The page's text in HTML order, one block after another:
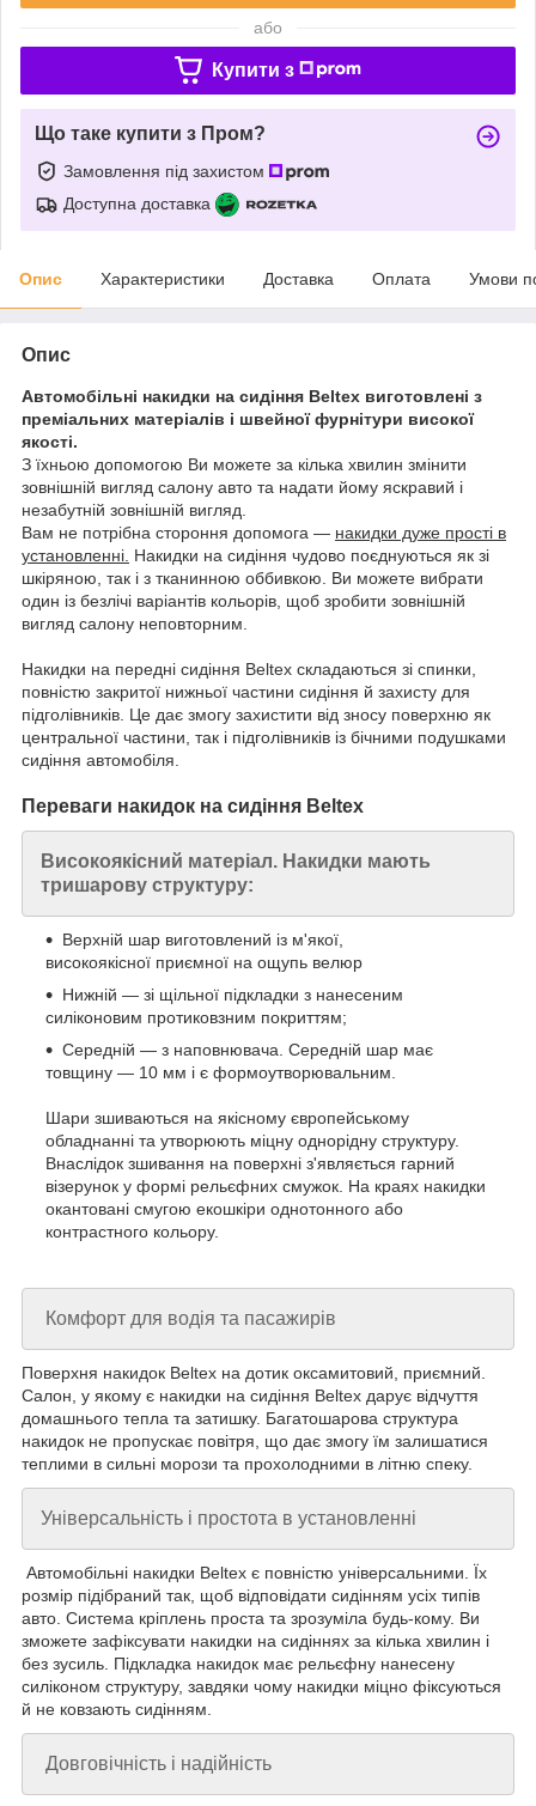
або
Купити з
Що таке купити з Пром?
Замовлення під захистом
Доступна доставка
Опис Характеристики Доставка Оплата Умови
Опис
Автомобільні накидки на сидіння Beltex виготовлені з
преміальних матеріалів і швейної фурнітури високої
якості.
З їхньою допомогою Ви можете за кілька хвилин змінити
зовнішній вигляд салону авто та надати йому яскравий і
незабутній зовнішній вигляд.
Вам не потрібна стороння допомога — накидки дуже прості в
установленні. Накидки на сидіння чудово поєднуються як зі
шкіряною, так і з тканинною оббивкою. Ви можете вибрати
один із безлічі варіантів кольорів, щоб зробити зовнішній
вигляд салону неповторним.
Накидки на передні сидіння Beltex складаються зі спинки,
повністю закритої нижньої частини сидіння й захисту для
підголівників. Це дає змогу захистити від зносу поверхню як
центральної частини, так і підголівників із бічними подушками
сидіння автомобіля.
Переваги накидок на сидіння Beltex
Високоякісний матеріал. Накидки мають
тришарову структуру:
Верхній шар виготовлений із м'якої,
високоякісної приємної на ощупь велюр
Нижній — зі щільної підкладки з нанесеним
силіконовим протиковзним покриттям;
Середній — з наповнювача. Середній шар має
товщину — 10 мм і є формоутворювальним.
Шари зшиваються на якісному європейському
обладнанні та утворюють міцну однорідну структуру.
Внаслідок зшивання на поверхні з'являється гарний
візерунок у формі рельєфних смужок. На краях накидки
окантовані смугою екошкіри однотонного або
контрастного кольору.
Комфорт для водія та пасажирів
Поверхня накидок Beltex на дотик оксамитовий, приємний.
Салон, у якому є накидки на сидіння Beltex дарує відчуття
домашнього тепла та затишку. Багатошарова структура
накидок не пропускає повітря, що дає змогу їм залишатися
теплими в сильні морози та прохолодними в літню спеку.
Універсальність і простота в установленні
Автомобільні накидки Beltex є повністю універсальними. Їх
розмір підібраний так, щоб відповідати сидінням усіх типів
авто. Система кріплень проста та зрозуміла будь-кому. Ви
зможете зафіксувати накидки на сидіннях за кілька хвилин і
без зусиль. Підкладка накидок має рельєфну нанесену
силіконом структуру, завдяки чому накидки міцно фіксуються
й не ковзають сидінням.
Довговічність і надійність